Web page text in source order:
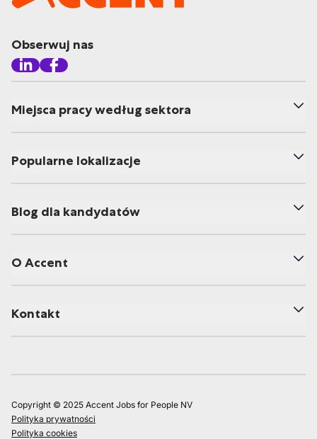
Obserwuj nas
Miejsca pracy według sektora
Popularne lokalizacje
Blog dla kandydatów
O Accent
Kontakt
Copyright © 2025 Accent Jobs for People NV
Polityka prywatności
Polityka cookies